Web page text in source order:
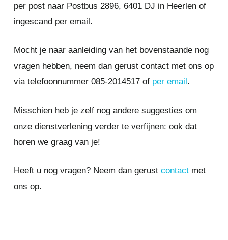
per post naar Postbus 2896, 6401 DJ in Heerlen of
ingescand per email.
Mocht je naar aanleiding van het bovenstaande nog
vragen hebben, neem dan gerust contact met ons op
via telefoonnummer 085-2014517 of per email .
Misschien heb je zelf nog andere suggesties om
onze dienstverlening verder te verfijnen: ook dat
horen we graag van je!
Heeft u nog vragen? Neem dan gerust contactmet
ons op.